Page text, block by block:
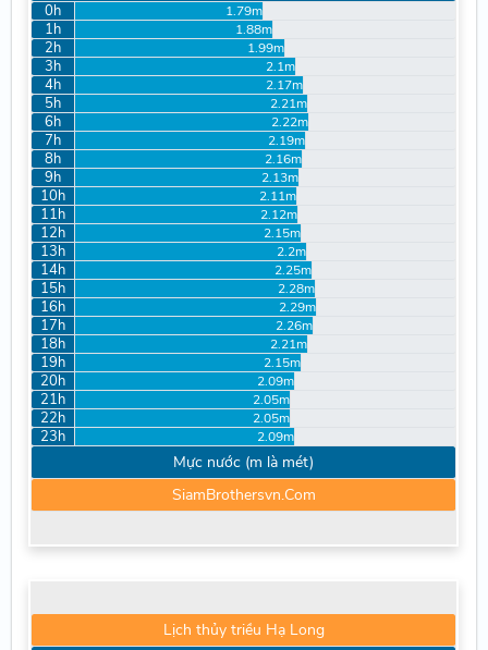
0h 1.79m
1h 1.88m
2h 1.99m
3h 2.1m
4h 2.17m
5h 2.21m
6h 2.22m
7h 2.19m
8h 2.16m
9h 2.13m
10h 2.11m
11h 2.12m
12h 2.15m
13h 2.2m
14h 2.25m
15h 2.28m
16h 2.29m
17h 2.26m
18h 2.21m
19h 2.15m
20h 2.09m
21h 2.05m
22h 2.05m
23h 2.09m
Mực nước (m là mét)
SiamBrothersvn.Com
Lịch thủy triều Hạ Long